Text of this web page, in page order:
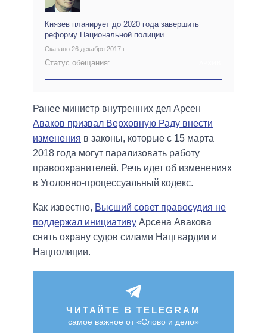
Князев планирует до 2020 года завершить
реформу Национальной полиции
Сказано 26 декабря 2017 г.
Статус обещания:
Ранее министр внутренних дел Арсен
Аваков призвал Верховную Раду внести
изменения в законы, которые с 15 марта
2018 года могут парализовать работу
правоохранителей. Речь идет об изменениях
в Уголовно-процессуальный кодекс.
Как известно, Высший совет правосудия не
поддержал инициативу Арсена Авакова
снять охрану судов силами Нацгвардии и
Нацполиции.
ЧИТАЙТЕ В TELEGRAM
самое важное от «Слово и дело»